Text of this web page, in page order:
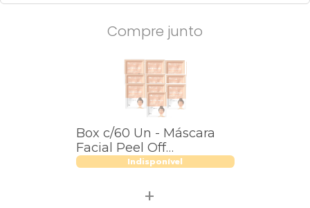
Compre junto
Box c/60 Un - Máscara
Facial Peel Off
Antipoluição 8G - Max
Indisponível